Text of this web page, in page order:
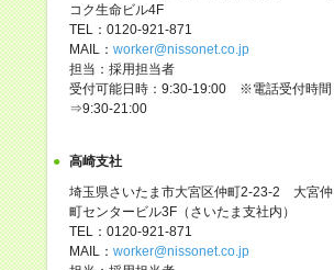
コク生命ビル4F
TEL：0120-921-871
MAIL： worker@nissonet.co.jp
担当：採用担当者
受付可能日時：9:30-19:00 ※電話受付時間
⇒9:30-21:00
高崎支社
埼玉県さいたま市大宮区仲町2-23-2 大宮仲
町センタービル3F（さいたま支社内）
TEL：0120-921-871
MAIL： worker@nissonet.co.jp